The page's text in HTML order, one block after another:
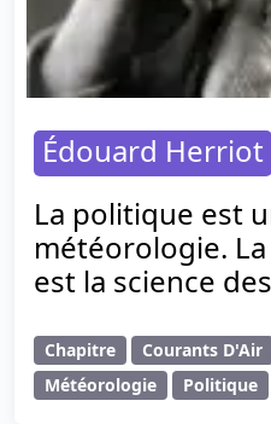
Édouard Herriot
La politique est
météorologie.
est la science
Chapitre Courants D'Air
Météorologie
Politique